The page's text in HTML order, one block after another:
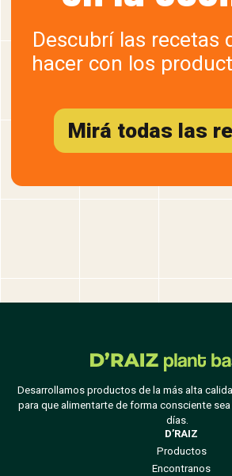
Descubrí las recetas
hacer con los
Mirá todas las
Desarrollamos productos de la más alta
para que alimentarte de forma consciente
días.
D’RAIZ
Productos
Encontranos